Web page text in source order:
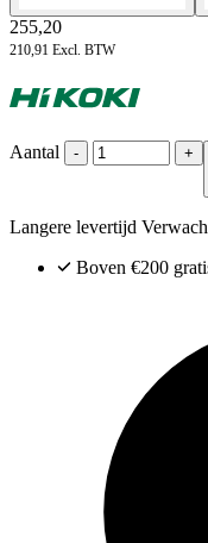
255,20
210,91 Excl. BTW
Aantal -
+
Langere levertijd
Boven €200